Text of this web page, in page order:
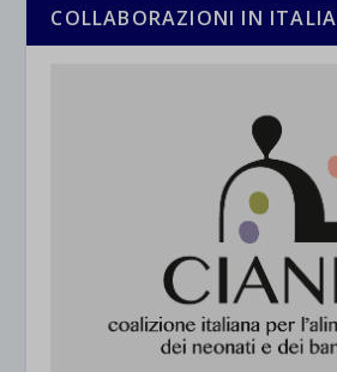
COLLABORAZIONI IN ITALIA